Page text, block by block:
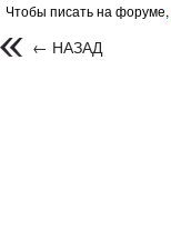
Чтобы писать на форуме,
← НАЗАД